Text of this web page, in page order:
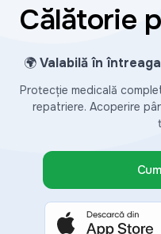
Călătorie
🌍Valabilă în
Protecție medicală
repatriere. Acoperire